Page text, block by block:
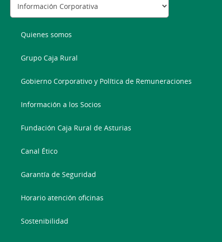
Quienes somos
Grupo Caja Rural
Gobierno Corporativo y Política de Remuneraciones
Información a los Socios
Fundación Caja Rural de Asturias
Canal Ético
Garantía de Seguridad
Horario atención oficinas
Sostenibilidad